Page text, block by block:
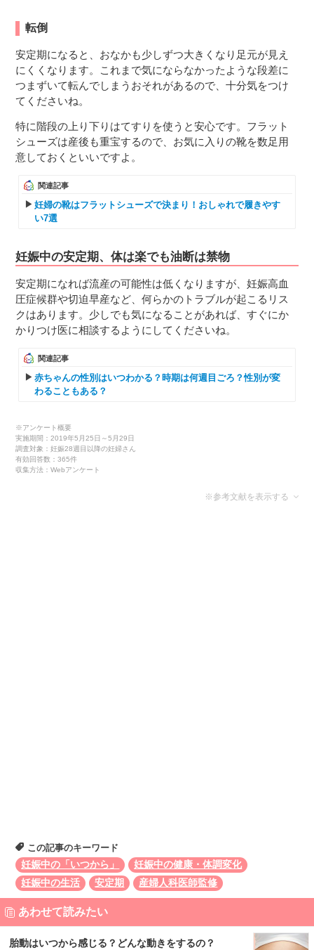
転倒
安定期になると、おなかも少しずつ大きくなり足元が見え
にくくなります。これまで気にならなかったような段差に
つまずいて転んでしまうおそれがあるので、十分気をつけ
てくださいね。
特に階段の上り下りはてすりを使うと安心です。フラット
シューズは産後も重宝するので、お気に入りの靴を数足用
意しておくといいですよ。
関連記事
妊婦の靴はフラットシューズで決まり！おしゃれで履きやす
い7選
妊娠中の安定期、体は楽でも油断は禁物
安定期になれば流産の可能性は低くなりますが、妊娠高血
圧症候群や切迫早産など、何らかのトラブルが起こるリス
クはあります。少しでも気になることがあれば、すぐにか
かりつけ医に相談するようにしてくださいね。
関連記事
赤ちゃんの性別はいつわかる？時期は何週目ごろ？性別が変
わることもある？
※アンケート概要
実施期間：2019年5月25日～5月29日
調査対象：妊娠28週目以降の妊婦さん
有効回答数：365件
収集方法：Webアンケート
※参考文献を表示する
この記事のキーワード
妊娠中の「いつから」
妊娠中の健康・体調変化
妊娠中の生活
安定期 産婦人科医師監修
あわせて読みたい
胎動はいつから感じる？どんな動きをするの？